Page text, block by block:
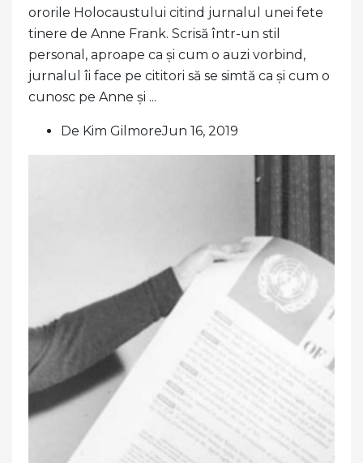
ororile Holocaustului citind jurnalul unei fete
tinere de Anne Frank. Scrisă într-un stil
personal, aproape ca și cum o auzi vorbind,
jurnalul îi face pe cititori să se simtă ca și cum o
cunosc pe Anne și ...
De Kim GilmoreJun 16, 2019